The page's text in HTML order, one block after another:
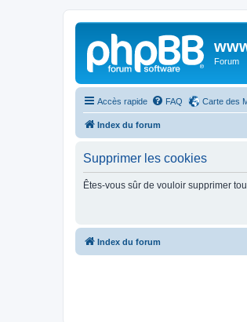
Forum
Accès rapide FAQ Carte des
Index du forum
Supprimer les cookies
Êtes-vous sûr de vouloir supprimer
Index du forum